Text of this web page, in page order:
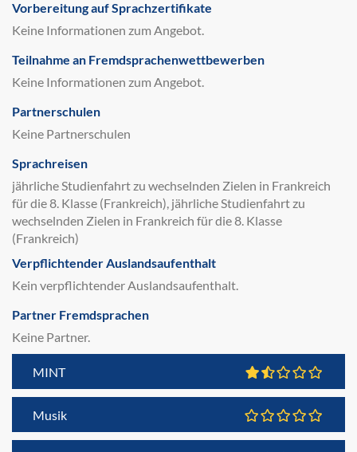
Vorbereitung auf Sprachzertifikate
Keine Informationen zum Angebot.
Teilnahme an Fremdsprachenwettbewerben
Keine Informationen zum Angebot.
Partnerschulen
Keine Partnerschulen
Sprachreisen
jährliche Studienfahrt zu wechselnden Zielen in Frankreich
für die 8. Klasse (Frankreich), jährliche Studienfahrt zu
wechselnden Zielen in Frankreich für die 8. Klasse
(Frankreich)
Verpflichtender Auslandsaufenthalt
Kein verpflichtender Auslandsaufenthalt.
Partner Fremdsprachen
Keine Partner.
MINT
Musik